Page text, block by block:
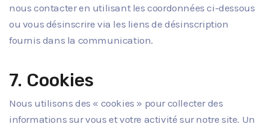
nous contacter en utilisant les coordonnées ci-dessous
ou vous désinscrire via les liens de désinscription
fournis dans la communication.
7. Cookies
Nous utilisons des « cookies » pour collecter des
informations sur vous et votre activité sur notre site. Un